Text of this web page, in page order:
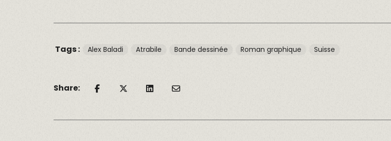
Tags : Alex Baladi Atrabile Bande dessinée Roman graphique Suisse
Share: